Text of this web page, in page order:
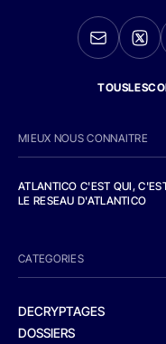
MIEUX NOUS CONNAITRE
ATLANTICO C'EST QUI,
LE RESEAU D'ATLANTICO
CATEGORIES
DECRYPTAGES
DOSSIERS